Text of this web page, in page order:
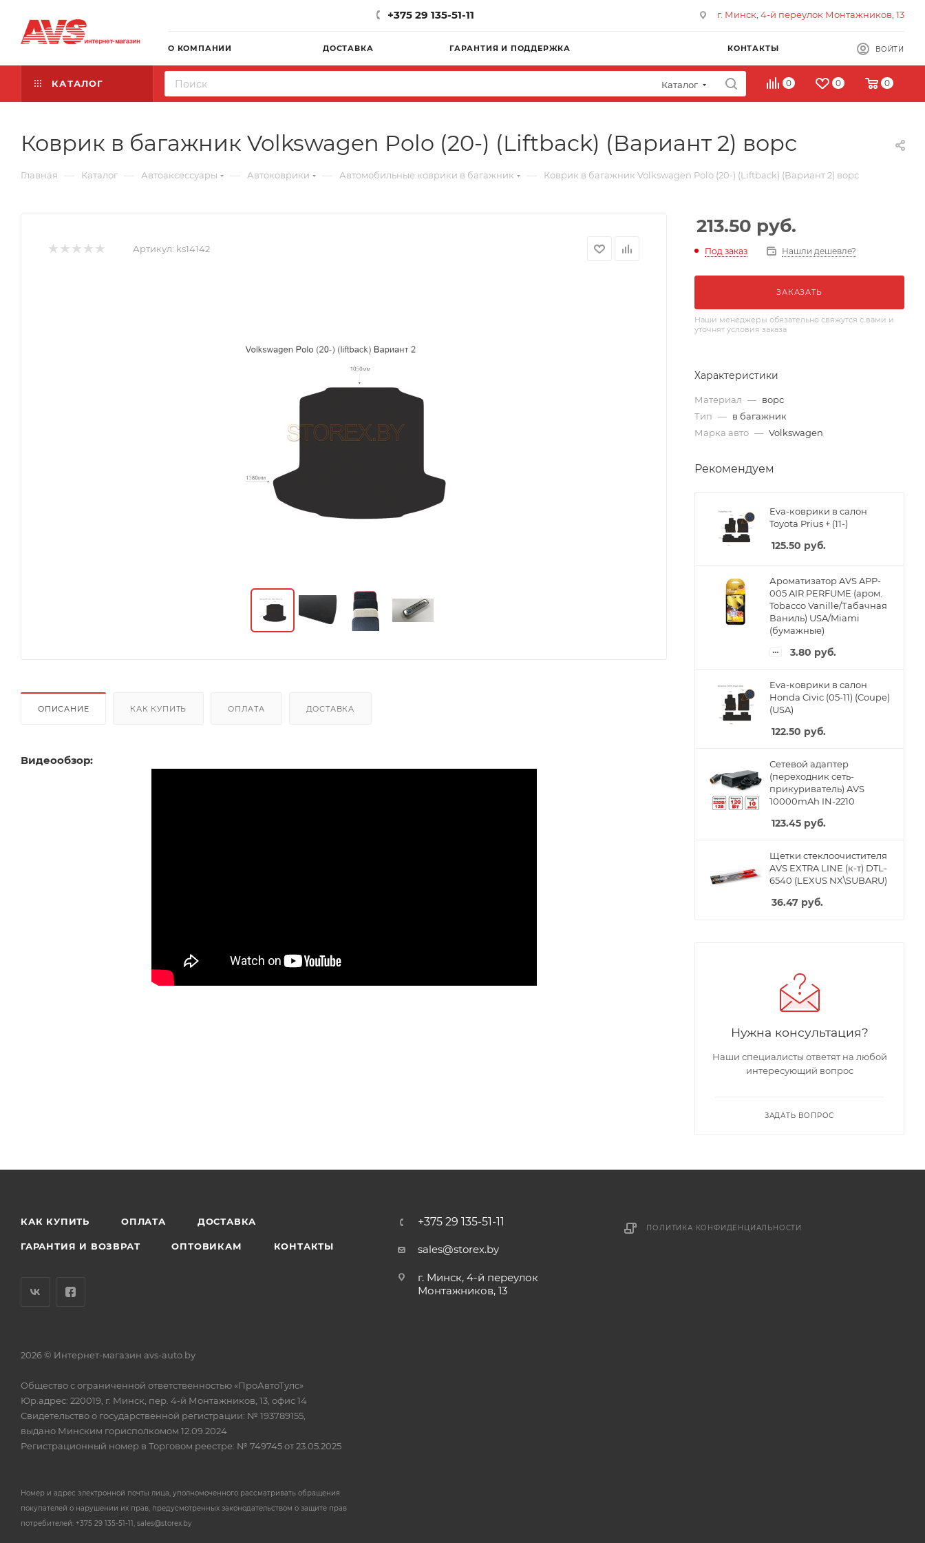
+375 29 135-51-11 г. Минск, 4-й переулок Монтажников, 13
О КОМПАНИИ ДОСТАВКА ГАРАНТИЯ И ПОДДЕРЖКА КОНТАКТЫ ВОЙТИ
КАТАЛОГ Каталог 0 0 0
Коврик в багажник Volkswagen Polo (20-) (Liftback) (Вариант 2) ворс
Главная — Каталог — Автоаксессуары — Автоковрики — Автомобильные коврики в багажник — Коврик в багажник Volkswagen Polo (20-) (Liftback) (Вариант 2) ворс
Артикул: ks14142
ОПИСАНИЕ КАК КУПИТЬ ОПЛАТА ДОСТАВКА
Видеообзор:
213.50 руб.
Под заказ Нашли дешевле?
ЗАКАЗАТЬ
Наши менеджеры обязательно свяжутся с вами и
уточнят условия заказа
Характеристики
Материал — ворс
Тип — в багажник
Марка авто — Volkswagen
Рекомендуем
Eva-коврики в салон
Toyota Prius + (11-)
125.50 руб.
Ароматизатор AVS APP-
005 AIR PERFUME (аром.
Tobacco Vanille/Табачная
Ваниль) USA/Miami
(бумажные)
3.80 руб.
Eva-коврики в салон
Honda Civic (05-11) (Coupe)
(USA)
122.50 руб.
Сетевой адаптер
(переходник сеть-
прикуриватель) AVS
10000mAh IN-2210
123.45 руб.
Щетки стеклоочистителя
AVS EXTRA LINE (к-т) DTL-
6540 (LEXUS NX\SUBARU)
36.47 руб.
Нужна консультация?
Наши специалисты ответят на любой
интересующий вопрос
ЗАДАТЬ ВОПРОС
КАК КУПИТЬ ОПЛАТА ДОСТАВКА
ГАРАНТИЯ И ВОЗВРАТ ОПТОВИКАМ КОНТАКТЫ
+375 29 135-51-11
sales@storex.by
г. Минск, 4-й переулок
Монтажников, 13
ПОЛИТИКА КОНФИДЕНЦИАЛЬНОСТИ
2026 © Интернет-магазин avs-auto.by
Общество с ограниченной ответственностью «ПроАвтоТулс»
Юр.адрес: 220019, г. Минск, пер. 4-й Монтажников, 13, офис 14
Свидетельство о государственной регистрации: № 193789155,
выдано Минским горисполкомом 12.09.2024
Регистрационный номер в Торговом реестре: № 749745 от 23.05.2025
Номер и адрес электронной почты лица, уполномоченного рассматривать обращения
покупателей о нарушении их прав, предусмотренных законодательством о защите прав
потребителей: +375 29 135-51-11, sales@storex.by